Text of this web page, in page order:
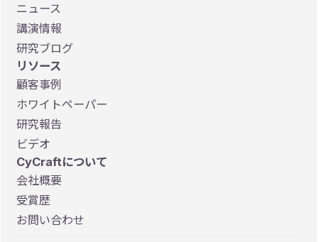
ニュース
講演情報
研究ブログ
リソース
顧客事例
ホワイトペーパー
研究報告
ビデオ
CyCraftについて
会社概要
受賞歴
お問い合わせ